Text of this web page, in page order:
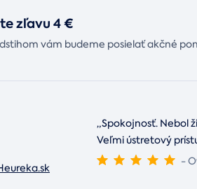
zľavu 4 €
vám budeme posielať akčné
„Spokojnosť. Nebol
Veľmi ústretový
-